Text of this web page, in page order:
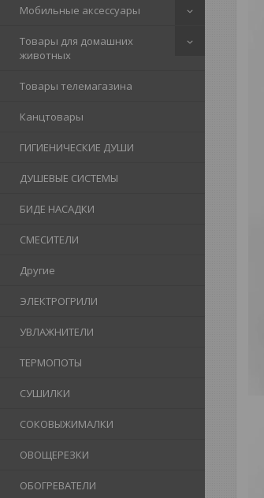
Мобильные аксессуары
Товары для домашних
животных
Товары телемагазина
Канцтовары
ГИГИЕНИЧЕСКИЕ ДУШИ
ДУШЕВЫЕ СИСТЕМЫ
БИДЕ НАСАДКИ
СМЕСИТЕЛИ
Другие
ЭЛЕКТРОГРИЛИ
УВЛАЖНИТЕЛИ
ТЕРМОПОТЫ
СУШИЛКИ
СОКОВЫЖИМАЛКИ
ОВОЩЕРЕЗКИ
ОБОГРЕВАТЕЛИ